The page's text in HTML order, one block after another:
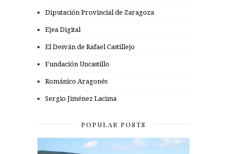
Diputación Provincial de Zaragoza
Ejea Digital
El Desván de Rafael Castillejo
Fundación Uncastillo
Románico Aragonés
Sergio Jiménez Lacima
POPULAR POSTS